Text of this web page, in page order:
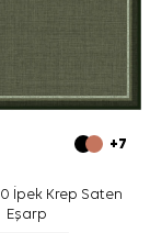
+7
İpek Krep Saten
Eşarp